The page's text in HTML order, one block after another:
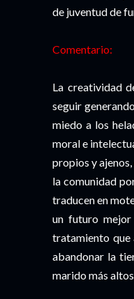
de juventud de
Comentario:
La creatividad
seguir
miedo a los
moral e
propios y
la comunidad
traducen en
un futuro mejor
tratamiento que
abandonar la
marido más